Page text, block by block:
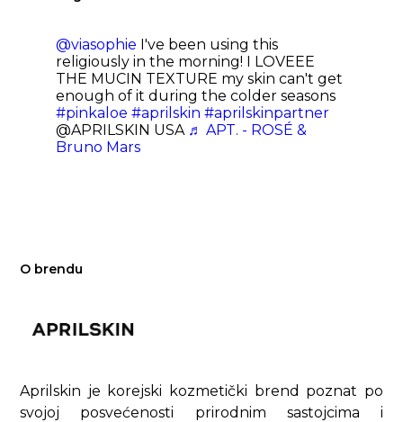
@viasophie I've been using this
religiously in the morning! I LOVEEE
THE MUCIN TEXTURE my skin can't get
enough of it during the colder seasons
#pinkaloe #aprilskin #aprilskinpartner
@APRILSKIN USA ♬ APT. - ROSÉ &
Bruno Mars
O brendu
Aprilskin je korejski kozmetički brend poznat po
svojoj posvećenosti prirodnim sastojcima i